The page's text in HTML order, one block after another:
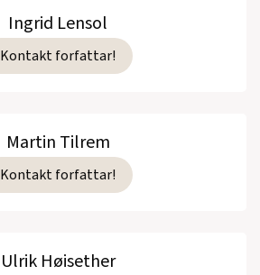
Ingrid Lensol
Kontakt forfattar!
Martin Tilrem
Kontakt forfattar!
Ulrik Høisether